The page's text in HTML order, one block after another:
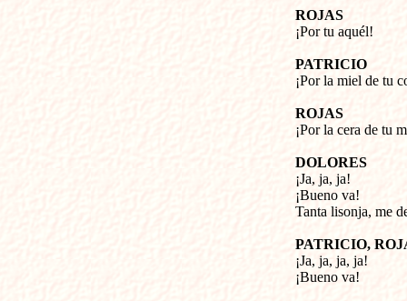
ROJAS
¡Por tu aquél!
PATRICIO
¡Por la miel de tu
ROJAS
¡Por la cera de tu
DOLORES
¡Ja, ja, ja!
¡Bueno va!
Tanta lisonja, me
PATRICIO,
¡Ja, ja, ja, ja!
¡Bueno va!